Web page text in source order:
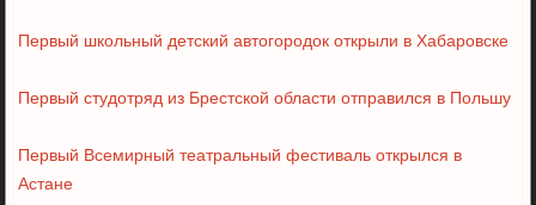
Первый школьный детский автогородок открыли в Хабаровске
Первый студотряд из Брестской области отправился в Польшу
Первый Всемирный театральный фестиваль открылся в
Астане